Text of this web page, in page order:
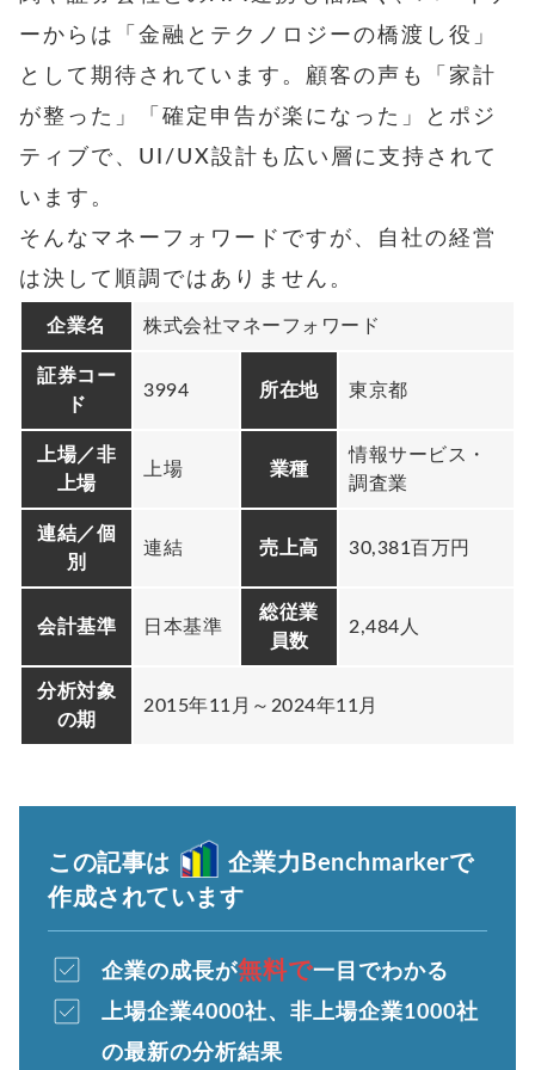
ーからは「金融とテクノロジーの橋渡し役」
として期待されています。顧客の声も「家計
が整った」「確定申告が楽になった」とポジ
ティブで、UI/UX設計も広い層に支持されて
います。
そんなマネーフォワードですが、自社の経営
は決して順調ではありません。
企業名 株式会社マネーフォワード
証券コー
ド
3994 所在地 東京都
上場／非
上場
上場 業種
情報サービス・
調査業
連結／個
別
連結 売上高 30,381百万円
会計基準 日本基準
総従業
員数
2,484人
分析対象
の期
2015年11月～2024年11月
この記事は
企業力Benchmarkerで
作成されています
企業の成長が無料で一目でわかる
上場企業4000社、非上場企業1000社
の最新の分析結果